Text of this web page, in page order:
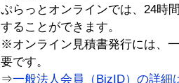
ぷらっとオンラインでは、24時
することができます。
※オンライン見積書発行には、
要です。
⇒一般法人会員（BizID）の詳細